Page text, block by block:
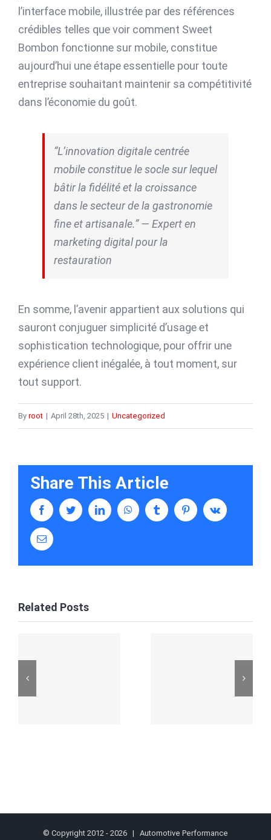
l’interface mobile, illustrée par des références
crédibles telles que voir comment Sweet
Bombon fonctionne sur mobile, constitue
aujourd’hui une étape essentielle pour toute
entreprise souhaitant maintenir sa compétitivité
dans l’économie du goût.
“L’innovation digitale centrée
mobile constitue le socle sur lequel
bâtir la fidélité et la croissance
dans le secteur de la gastronomie
fine et artisanale.” — Expert en
marketing digital pour la
restauration
En somme, l’avenir appartient aux solutions qui
sauront conjuguer simplicité d’usage et
sophistication technologique, pour offrir une
expérience client inégalée, à tout moment, sur
tout support.
By root | April 28th, 2025 | Uncategorized
Share This Article
facebooktwitter linkedin whatsapptumblr pinterestvk
Email
Related Posts
© Copyright 2012 - 2026 | Automotive Performance